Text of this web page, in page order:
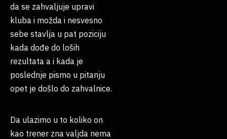
da se zahvaljuje upravi
kluba i možda i nesvesno
sebe stavlja u pat poziciju
kada dođe do loših
rezultata a i kada je
poslednje pismo u pitanju
opet je došlo do zahvalnice.
Da ulazimo u to koliko on
kao trener zna valjda nema